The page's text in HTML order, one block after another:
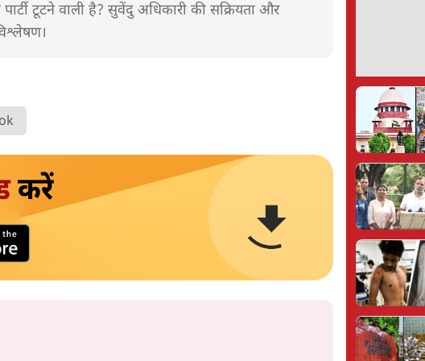
टूटने वाली है? सुवेंदु अधिकारी की सक्रियता और
करें